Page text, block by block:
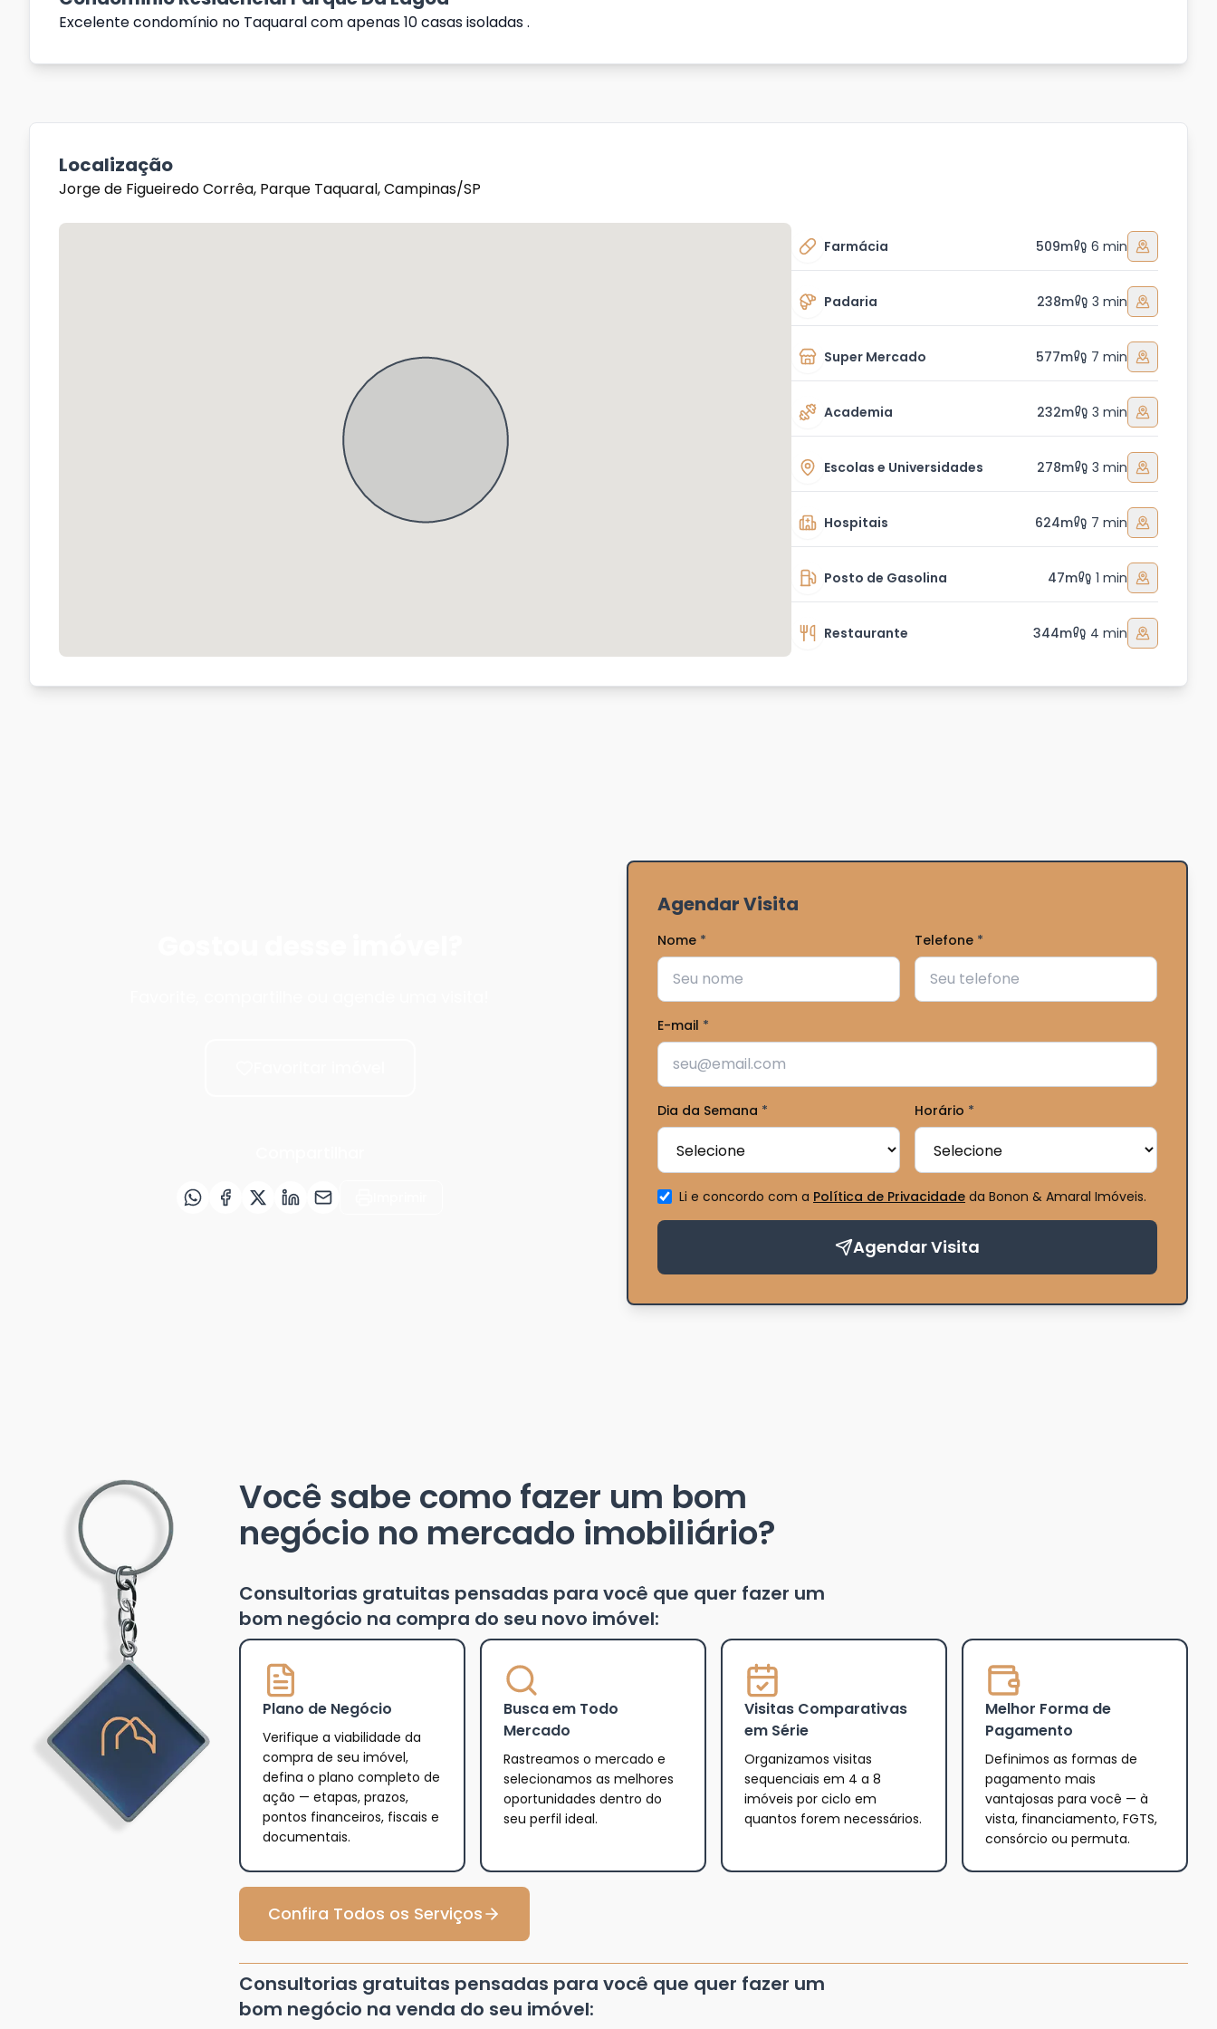
Excelente condomínio no Taquaral com apenas 10 casas isoladas .
Localização
Jorge de Figueiredo Corrêa, Parque Taquaral, Campinas/SP
Farmácia 509m 6 min
Padaria 238m 3 min
Super Mercado 577m 7 min
Academia 232m 3 min
Escolas e Universidades 278m 3 min
Hospitais 624m 7 min
Posto de Gasolina 47m 1 min
Restaurante 344m 4 min
Agendar Visita
Nome * Telefone *
E-mail *
Dia da Semana * Horário *
Li e concordo com a Política de Privacidade da Bonon & Amaral Imóveis.
Agendar Visita
Você sabe como fazer um bom
negócio no mercado imobiliário?
Consultorias gratuitas pensadas para você que quer fazer um
bom negócio na compra do seu novo imóvel:
Plano de Negócio
Verifique a viabilidade da
compra de seu imóvel,
defina o plano completo de
ação — etapas, prazos,
pontos financeiros, fiscais e
documentais.
Busca em Todo
Mercado
Rastreamos o mercado e
selecionamos as melhores
oportunidades dentro do
seu perfil ideal.
Visitas Comparativas
em Série
Organizamos visitas
sequenciais em 4 a 8
imóveis por ciclo em
quantos forem necessários.
Melhor Forma de
Pagamento
Definimos as formas de
pagamento mais
vantajosas para você — à
vista, financiamento, FGTS,
consórcio ou permuta.
Confira Todos os Serviços
Consultorias gratuitas pensadas para você que quer fazer um
bom negócio na venda do seu imóvel: